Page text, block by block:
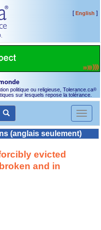
[English ]
politique ou religieuse, Tolerance.ca®
sur lesquels repose la tolérance.
Toggle
(anglais seulement)
evicted
and in